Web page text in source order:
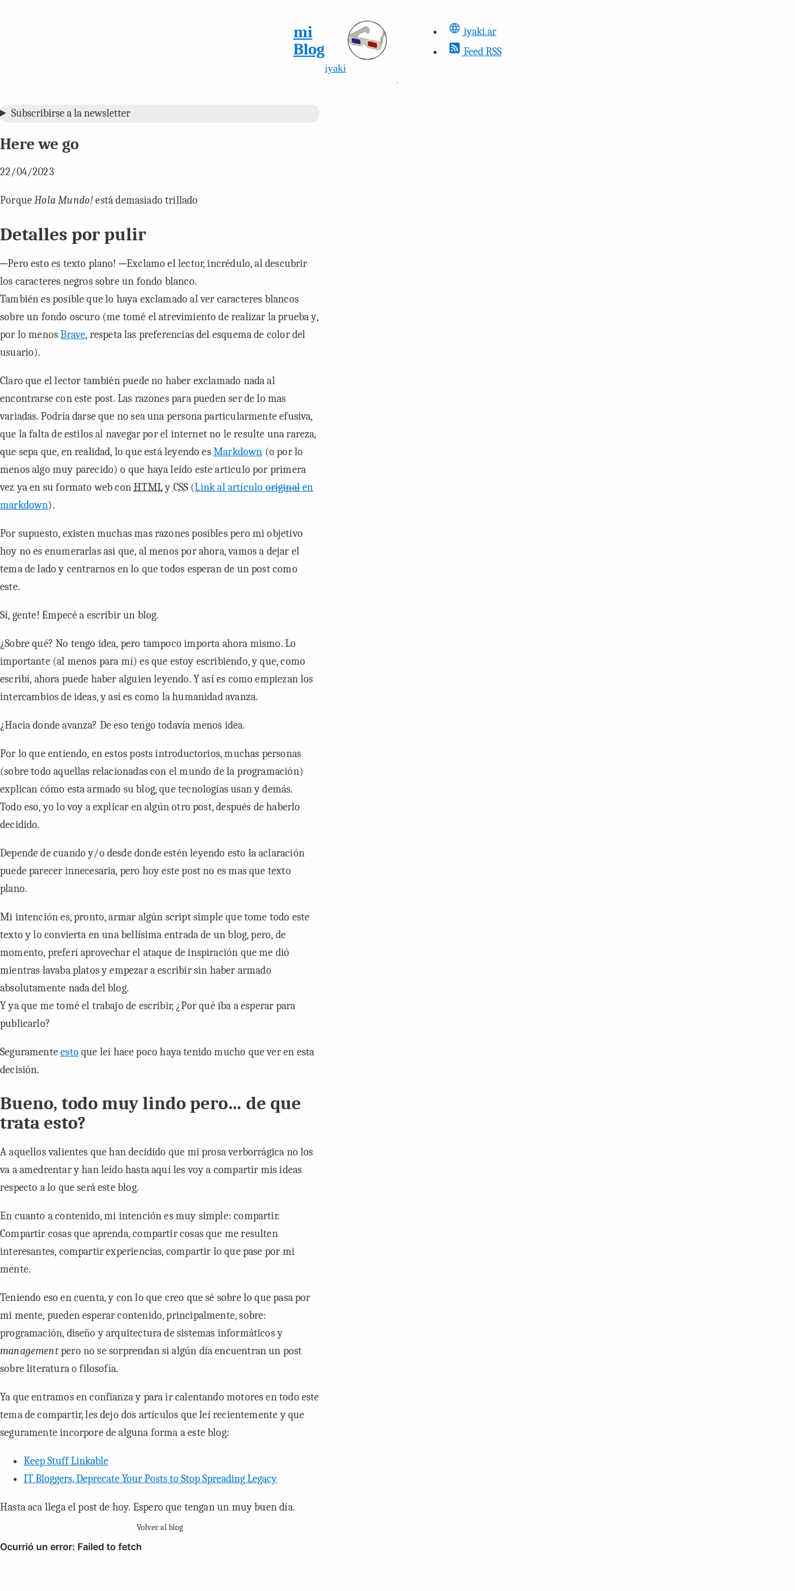
mi
Blog
iyaki
iyaki.ar
Feed RSS
Subscribirse a la newsletter
Here we go
22/04/2023
PorqueHola Mundo!está demasiado trillado
Detalles por pulir
─Pero esto es texto plano! ─Exclamo el lector, incrédulo, al descubrir
los caracteres negros sobre un fondo blanco.
También es posible que lo haya exclamado al ver caracteres blancos
sobre un fondo oscuro (me tomé el atrevimiento de realizar la prueba y,
por lo menosBrave, respeta las preferencias del esquema de color del
usuario).
Claro que el lector también puede no haber exclamado nada al
encontrarse con este post. Las razones para pueden ser de lo mas
variadas. Podría darse que no sea una persona particularmente efusiva,
que la falta de estilos al navegar por el internet no le resulte una rareza,
que sepa que, en realidad, lo que está leyendo esMarkdown (o por lo
menos algo muy parecido) o que haya leído este articulo por primera
vez ya en su formato web conHTMLy CSS (Link al artículooriginalen
markdown).
Por supuesto, existen muchas mas razones posibles pero mi objetivo
hoy no es enumerarlas asi que, al menos por ahora, vamos a dejar el
tema de lado y centrarnos en lo que todos esperan de un post como
este.
Sí, gente! Empecé a escribir un blog.
¿Sobre qué? No tengo idea, pero tampoco importa ahora mismo. Lo
importante (al menos para mí) es que estoy escribiendo, y que, como
escribí, ahora puede haber alguien leyendo. Y así es como empiezan los
intercambios de ideas, y así es como la humanidad avanza.
¿Hacia donde avanza? De eso tengo todavía menos idea.
Por lo que entiendo, en estos posts introductorios, muchas personas
(sobre todo aquellas relacionadas con el mundo de la programación)
explican cómo esta armado su blog, que tecnologías usan y demás.
Todo eso, yo lo voy a explicar en algún otro post, después de haberlo
decidido.
Depende de cuando y/o desde donde estén leyendo esto la aclaración
puede parecer innecesaria, pero hoyeste post no es mas que texto
plano.
Mi intención es, pronto, armar algún script simple que tome todo este
texto y lo convierta en una bellísima entrada de un blog, pero, de
momento, preferí aprovechar el ataque de inspiración que me dió
mientras lavaba platos y empezar a escribir sin haber armado
absolutamente nada del blog.
Y ya que me tomé el trabajo de escribir, ¿Por qué iba a esperar para
publicarlo?
Seguramenteestoque leí hace poco haya tenido mucho que ver en esta
decisión.
Bueno, todo muy lindo pero… de que
trata esto?
A aquellos valientes que han decidido que mi prosa verborrágica no los
va a amedrentar y han leído hasta aquí les voy a compartir mis ideas
respecto a lo que será este blog.
En cuanto a contenido, mi intención es muy simple: compartir.
Compartir cosas que aprenda, compartir cosas que me resulten
interesantes, compartir experiencias, compartir lo que pase por mi
mente.
Teniendo eso en cuenta, y con lo que creo que sé sobre lo que pasa por
mi mente, pueden esperar contenido, principalmente, sobre:
programación, diseño y arquitectura de sistemas informáticos y
managementpero no se sorprendan si algún día encuentran un post
sobre literatura o filosofía.
Ya que entramos en confianza y para ir calentando motores en todo este
tema de compartir, les dejo dos artículos que leí recientemente y que
seguramente incorpore de alguna forma a este blog:
Keep Stuff Linkable
IT Bloggers, Deprecate Your Posts to Stop Spreading Legacy
Hasta aca llega el post de hoy. Espero que tengan un muy buen día.
Volver al blog